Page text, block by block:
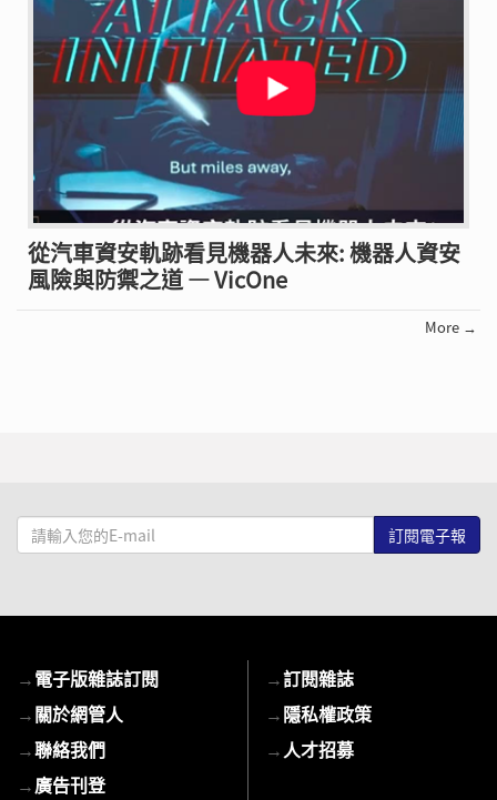
從汽車資安軌跡看見機器人未來: 機器人資安
風險與防禦之道 — VicOne
More →
請
輸
mail
→電子版雜誌訂閱
→關於網管人
→聯絡我們
→廣告刊登
→訂閱雜誌
→隱私權政策
→人才招募